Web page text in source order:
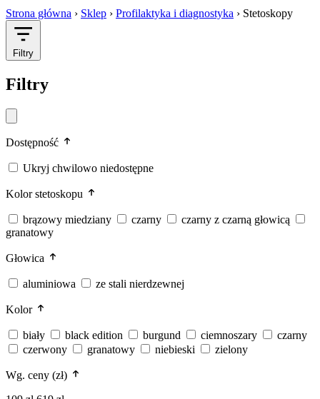
Strona główna › Sklep › Profilaktyka i diagnostyka › Stetoskopy
Filtry
Filtry
Dostępność
Ukryj chwilowo niedostępne
Kolor stetoskopu
brązowy miedziany czarny
czarny z czarną głowicą
granatowy
Głowica
aluminiowa ze stali nierdzewnej
Kolor
biały black edition burgund ciemnoszary
czarny
czerwony
granatowy niebieski zielony
Wg. ceny (zł)